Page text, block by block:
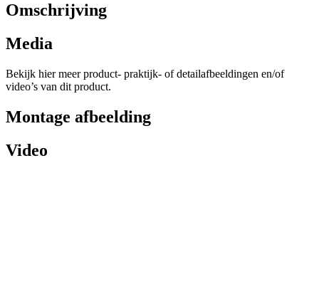
Omschrijving
Media
Bekijk hier meer product- praktijk- of detailafbeeldingen en/of
video’s van dit product.
Montage afbeelding
Video